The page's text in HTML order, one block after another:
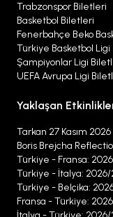
Trabzonspor Biletleri
Basketbol Biletleri
Fenerbahçe Beko
Türkiye Basketbol
Şampiyonlar Ligi
UEFA Avrupa Ligi
Yaklaşan
Tarkan 27 Kasım
Boris Brejcha
Türkiye - Fransa:
Türkiye - İtalya: 2026/
Türkiye - Belçika:
Fransa - Türkiye: